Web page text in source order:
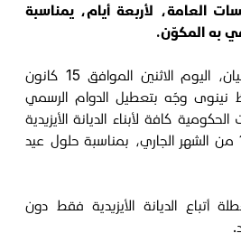
العامة، لأربعة أيام، يمناسبة
به المكوّن.
وذكرت المحافظة في بيان، اليوم الاثنين الموافق 15 كانون
"محافظ نينوى وجّه بتعطيل الدوام الرسمي
كافة لأبناء الديانة الأيزيدية
للفترة من 16 ولغاية 19 من الشهر الجاري، بمناسبة حلول عيد
أتباع الديانة الأيزيدية فقط دون